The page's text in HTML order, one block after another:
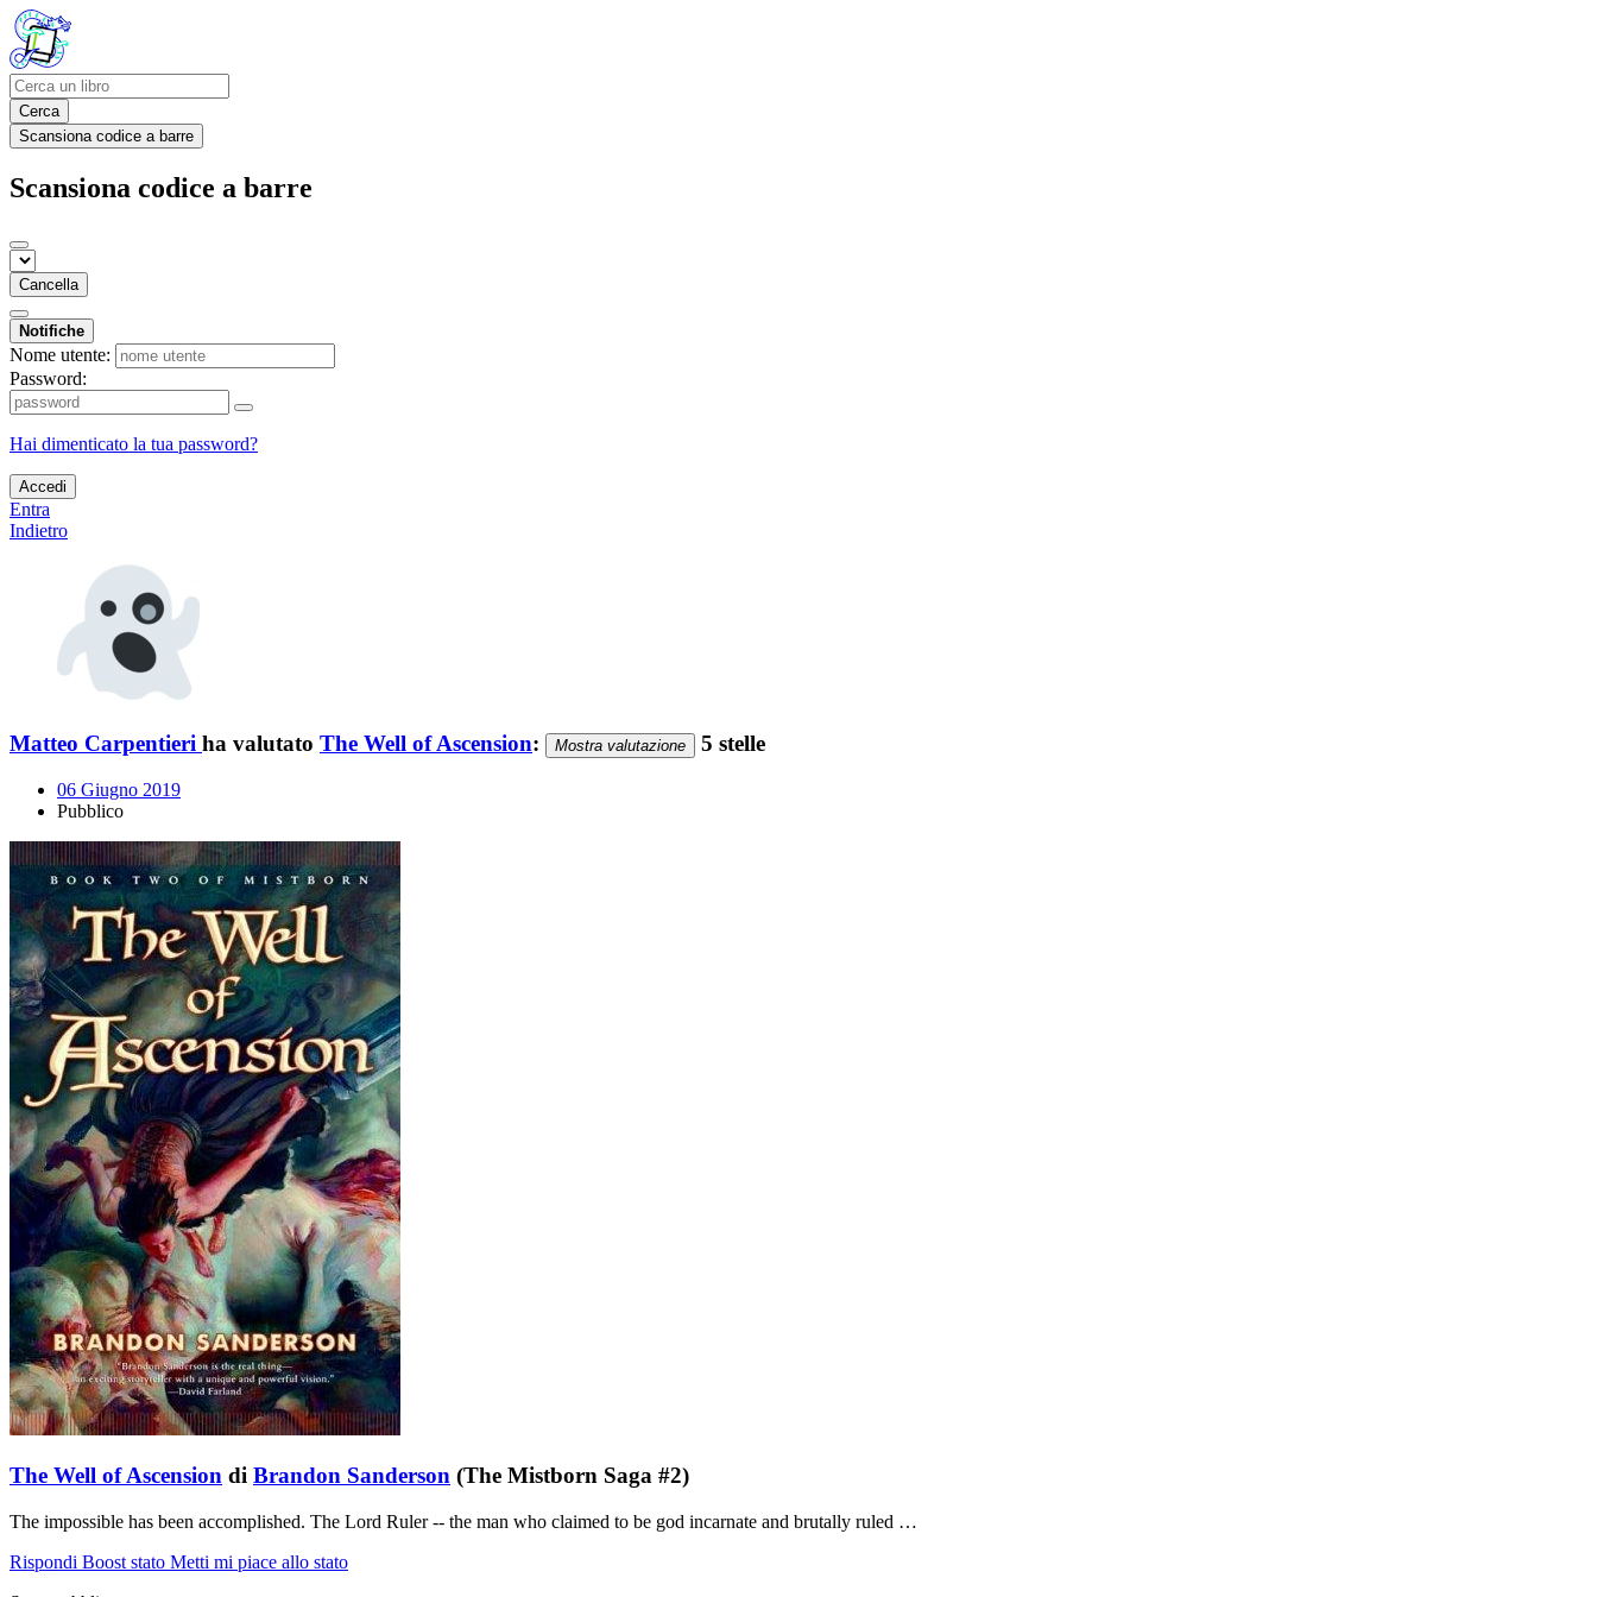
Cerca
Scansiona codice a barre
Scansiona codice a barre
Cancella
Notifiche
Nome utente:
Password:
Hai dimenticato la tua password?
Accedi
Entra
Indietro
Matteo Carpentieri ha valutato The Well of Ascension: Mostra valutazione 5 stelle
06 Giugno 2019
Pubblico
The Well of Ascension di Brandon Sanderson (The Mistborn Saga #2)
The impossible has been accomplished. The Lord Ruler -- the man who claimed to be god incarnate and brutally ruled …
Rispondi Boost stato Metti mi piace allo stato